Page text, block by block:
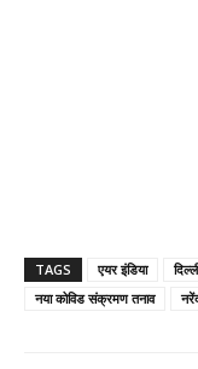
TAGS एयर इंडिया
नया कोविड संक्रमण तनाव